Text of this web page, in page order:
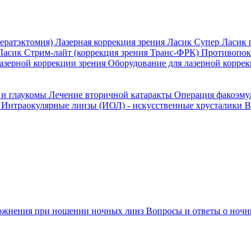
Лазерная коррекция зрения Ласик Супер Ласик
Стрим-лайт (коррекция зрения Транс-ФРК)
коррекции зрения Оборудование для лазерной
глаукомы Лечение вторичной катаракты Операция
Интраокулярные линзы (ИОЛ) - искусственные хрусталики
при ношении ночных линз Вопросы и ответы о